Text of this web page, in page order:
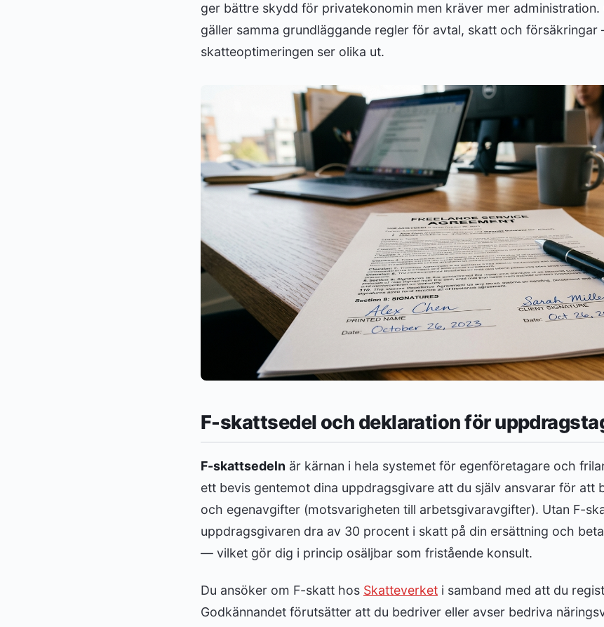
ger bättre skydd för privatekonomin men kräver mer
gäller samma grundläggande regler för avtal, skatt och
skatteoptimeringen ser olika ut.
F-skattsedel och deklaration för
F-skattsedeln är kärnan i hela systemet för egenföretagare och
ett bevis gentemot dina uppdragsgivare att du själv ansvarar för att
och egenavgifter (motsvarigheten till arbetsgivaravgifter). Utan F-
uppdragsgivaren dra av 30 procent i skatt på din ersättning och
— vilket gör dig i princip osäljbar som fristående konsult.
Du ansöker om F-skatt hos Skatteverket i samband med att du
Godkännandet förutsätter att du bedriver eller avser bedriva